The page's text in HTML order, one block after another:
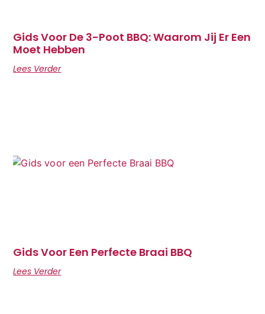
Gids Voor De 3-Poot BBQ: Waarom Jij Er Een
Moet Hebben
Lees Verder
Gids Voor Een Perfecte Braai BBQ
Lees Verder